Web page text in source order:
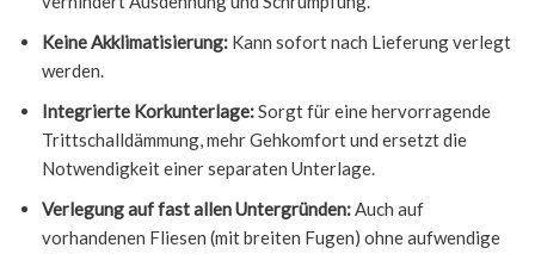
Keine Akklimatisierung: Kann sofort nach Lieferung verlegt
werden.
Integrierte Korkunterlage:Sorgt für eine hervorragende
Trittschalldämmung, mehr Gehkomfort und ersetzt die
Notwendigkeit einer separaten Unterlage.
Verlegung auf fast allen Untergründen:Auch auf
vorhandenen Fliesen (mit breiten Fugen) ohne aufwendige